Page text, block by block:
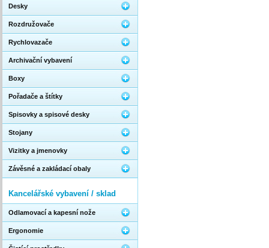
Desky
Rozdružovače
Rychlovazače
Archivační vybavení
Boxy
Pořadače a štítky
Spisovky a spisové desky
Stojany
Vizitky a jmenovky
Závěsné a zakládací obaly
Kancelářské vybavení / sklad
Odlamovací a kapesní nože
Ergonomie